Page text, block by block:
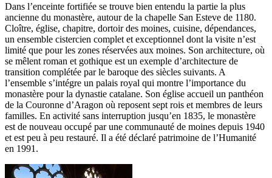
Dans l’enceinte fortifiée se trouve bien entendu la partie la plus
ancienne du monastère, autour de la chapelle San Esteve de 1180.
Cloître, église, chapitre, dortoir des moines, cuisine, dépendances,
un ensemble cistercien complet et exceptionnel dont la visite n’est
limité que pour les zones réservées aux moines. Son architecture, où
se mêlent roman et gothique est un exemple d’architecture de
transition complétée par le baroque des siècles suivants. A
l’ensemble s’intégre un palais royal qui montre l’importance du
monastère pour la dynastie catalane. Son église accueil un panthéon
de la Couronne d’Aragon où reposent sept rois et membres de leurs
familles. En activité sans interruption jusqu’en 1835, le monastère
est de nouveau occupé par une communauté de moines depuis 1940
et est peu à peu restauré. Il a été déclaré patrimoine de l’Humanité
en 1991.